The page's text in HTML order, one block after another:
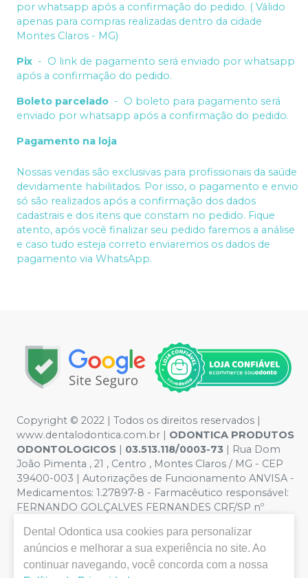
por whatsapp após a confirmação do pedido. ( Válido
apenas para compras realizadas dentro da cidade
Montes Claros - MG)
Pix - O link de pagamento será enviado por whatsapp
após a confirmação do pedido.
Boleto parcelado - O boleto para pagamento será
enviado por whatsapp após a confirmação do pedido.
Pagamento na loja
Nossas vendas são exclusivas para profissionais da saúde
devidamente habilitados. Por isso, o pagamento e envio
só são realizados após a confirmação dos dados
cadastrais e dos itens que constam no pedido. Fique
atento, após você finalizar seu pedido faremos a análise
e caso tudo esteja correto enviaremos os dados de
pagamento via WhatsApp.
Copyright © 2022 | Todos os direitos reservados |
www.dentalodontica.com.br | ODONTICA PRODUTOS
ODONTOLOGICOS | 03.513.118/0003-73 | Rua Dom
João Pimenta , 21 , Centro , Montes Claros / MG - CEP
39400-003 | Autorizações de Funcionamento ANVISA -
Medicamentos: 1.27897-8 - Farmacêutico responsável:
FERNANDO GOLÇALVES FERNANDES CRF/SP nº
meramente ilustrativas - Os preços e condições da loja
virtual estão sujeitos a alterações. Em caso de
divergência de preços no site, o valor válido é o do
Dental Odontica usa cookies para personalizar
anúncios e melhorar a sua experiência no site. Ao
continuar navegando, você concorda com a nossa